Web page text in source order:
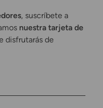
, suscríbete a
nuestra tarjeta de
disfrutarás de